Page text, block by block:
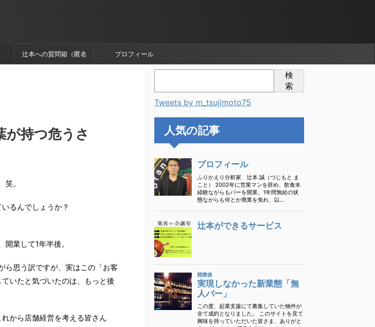
辻本への質問箱（匿名 プロフィール
が持つ危うさ
。
るんでしょうか？
業して1年半後。
ら思う訳ですが、実はこの「お客
いたと気づいたのは、もっと後
から店舗経営を考える皆さん
検
索
Tweets by m_tsujimoto75
人気の記事